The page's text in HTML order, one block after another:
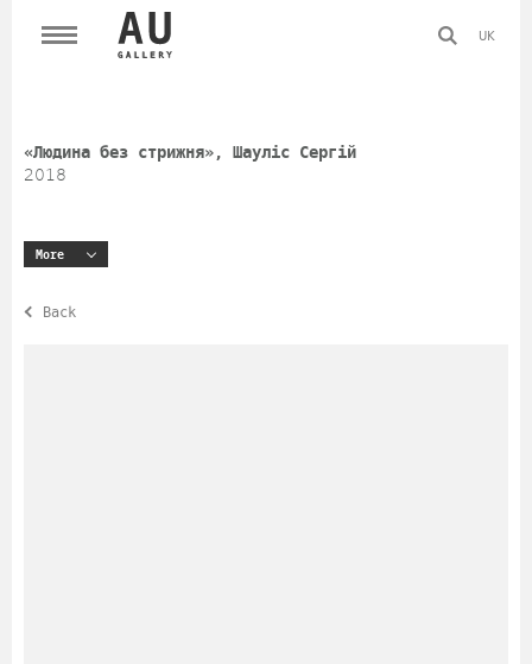
UK
«Людина без стрижня», Шауліс Сергій
2018
More
Back